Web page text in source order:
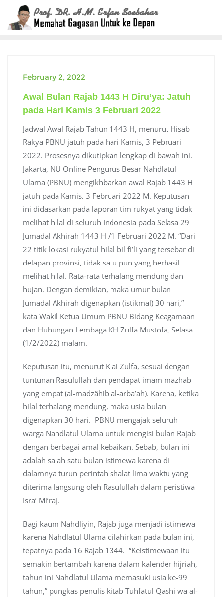
content
February 2, 2022
Awal Bulan Rajab 1443 H Diru’ya: Jatuh
pada Hari Kamis 3 Februari 2022
Jadwal Awal Rajab Tahun 1443 H, menurut Hisab
Rakya PBNU jatuh pada hari Kamis, 3 Pebruari
2022. Prosesnya dikutipkan lengkap di bawah ini.
Jakarta, NU Online Pengurus Besar Nahdlatul
Ulama (PBNU) mengikhbarkan awal Rajab 1443 H
jatuh pada Kamis, 3 Februari 2022 M. Keputusan
ini didasarkan pada laporan tim rukyat yang tidak
melihat hilal di seluruh Indonesia pada Selasa 29
Jumadal Akhirah 1443 H /1 Februari 2022 M. “Dari
22 titik lokasi rukyatul hilal bil fi’li yang tersebar di
delapan provinsi, tidak satu pun yang berhasil
melihat hilal. Rata-rata terhalang mendung dan
hujan. Dengan demikian, maka umur bulan
Jumadal Akhirah digenapkan (istikmal) 30 hari,”
kata Wakil Ketua Umum PBNU Bidang Keagamaan
dan Hubungan Lembaga KH Zulfa Mustofa, Selasa
(1/2/2022) malam.
Keputusan itu, menurut Kiai Zulfa, sesuai dengan
tuntunan Rasulullah dan pendapat imam mazhab
yang empat (al-madzâhib al-arba’ah). Karena, ketika
hilal terhalang mendung, maka usia bulan
digenapkan 30 hari. PBNU mengajak seluruh
warga Nahdlatul Ulama untuk mengisi bulan Rajab
dengan berbagai amal kebaikan. Sebab, bulan ini
adalah salah satu bulan istimewa karena di
dalamnya turun perintah shalat lima waktu yang
diterima langsung oleh Rasulullah dalam peristiwa
Isra’ Mi’raj.
Bagi kaum Nahdliyin, Rajab juga menjadi istimewa
karena Nahdlatul Ulama dilahirkan pada bulan ini,
tepatnya pada 16 Rajab 1344. “Keistimewaan itu
semakin bertambah karena dalam kalender hijriah,
tahun ini Nahdlatul Ulama memasuki usia ke-99
tahun,” pungkas penulis kitab Tuhfatul Qashi wa al-